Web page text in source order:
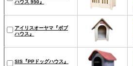
ハウス 950』
アイリスオーヤマ『ボブ
ハウス』
SIS『PPドッグハウス』